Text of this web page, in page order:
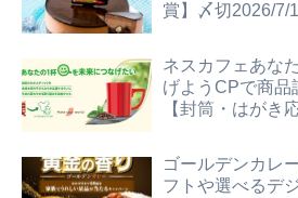
賞】〆切2026/7/
ネスカフェあな
げようCPで商品
【封筒・はがき
ゴールデンカレ
フトや選べるデ